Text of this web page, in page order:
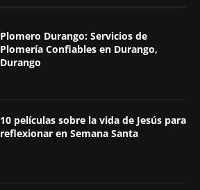
Plomero Durango: Servicios de
Plomería Confiables en Durango,
Durango
10 películas sobre la vida de Jesús para
reflexionar en Semana Santa